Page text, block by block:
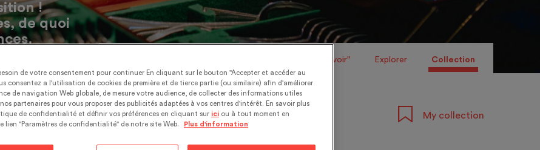
!
de quoi
Fiches "Savoir" Explorer Collection
My collection
de votre consentement pour continuer En cliquant sur le bouton "Accepter et accéder au
consentez a l'utilisation de cookies de première et de tierce partie (ou similaire) afin d'améliorer
de navigation Web globale, de mesure votre audience, de collecter des informations utiles
partenaires pour vous proposer des publicités adaptées à vos centres d'intérêt. En savoir plus
de confidentialité et définir vos préférences en cliquant sur ici ou à tout moment en
lien "Paramètres de confidentialité" de notre site Web.
Plus d'information